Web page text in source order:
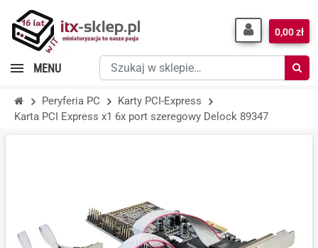
Szukaj
w
sklepie…
0,00 zł
MENU
Peryferia PC
Karty PCI-Express
Karta PCI Express x1 6x port szeregowy Delock 89347